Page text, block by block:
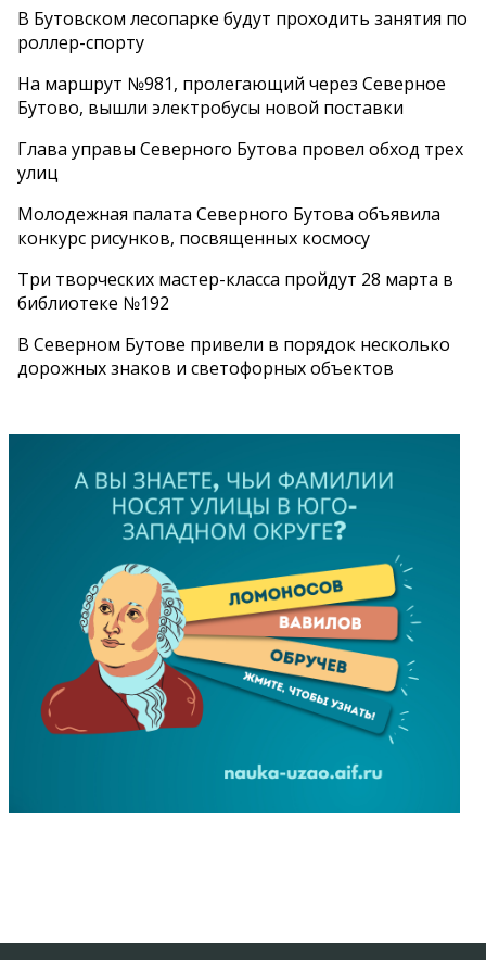
В Бутовском лесопарке будут проходить занятия по
роллер-спорту
На маршрут №981, пролегающий через Северное
Бутово, вышли электробусы новой поставки
Глава управы Северного Бутова провел обход трех
улиц
Молодежная палата Северного Бутова объявила
конкурс рисунков, посвященных космосу
Три творческих мастер-класса пройдут 28 марта в
библиотеке №192
В Северном Бутове привели в порядок несколько
дорожных знаков и светофорных объектов